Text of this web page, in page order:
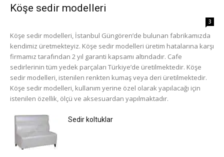
Köşe sedir modelleri
3
Köşe sedir modelleri, İstanbul Güngören’de bulunan fabrikamızda
kendimiz üretmekteyiz. Köşe sedir modelleri üretim hatalarına karşı
firmamız tarafından 2 yıl garanti kapsamı altındadır. Cafe
sedirlerinin tüm yedek parçaları Türkiye’de üretilmektedir. Köşe
sedir modelleri, istenilen renkten kumaş veya deri üretilmektedir.
Köşe sedir modelleri, kullanım yerine özel olarak yapılacağı için
istenilen özellik, ölçü ve aksesuardan yapılmaktadır.
Sedir koltuklar